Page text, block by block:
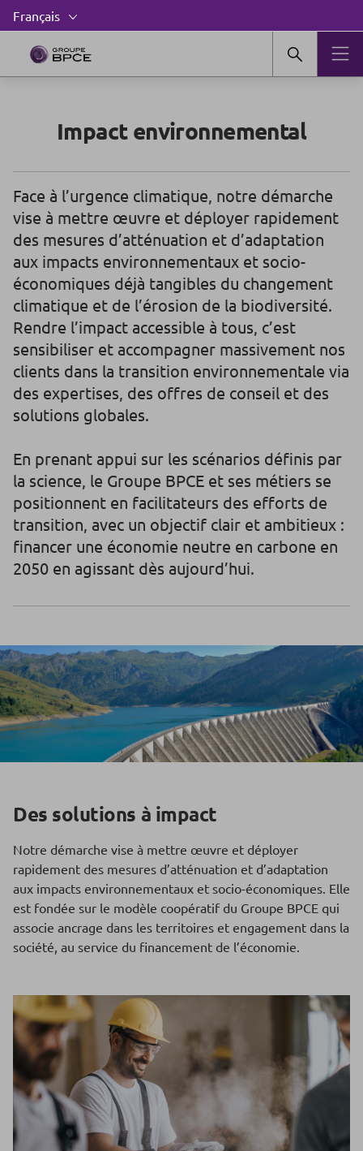
Impact environnemental
Face à l’urgence climatique, notre démarche
vise à mettre œuvre et déployer rapidement
des mesures d’atténuation et d’adaptation
aux impacts environnementaux et socio-
économiques déjà tangibles du changement
climatique et de l’érosion de la biodiversité.
Rendre l’impact accessible à tous, c’est
sensibiliser et accompagner massivement nos
clients dans la transition environnementale via
des expertises, des offres de conseil et des
solutions globales.
En prenant appui sur les scénarios définis par
la science, le Groupe BPCE et ses métiers se
positionnent en facilitateurs des efforts de
transition, avec un objectif clair et ambitieux :
financer une économie neutre en carbone en
2050 en agissant dès aujourd’hui.
Des solutions à impact
Notre démarche vise à mettre œuvre et déployer
rapidement des mesures d’atténuation et d’adaptation
aux impacts environnementaux et socio-économiques. Elle
est fondée sur le modèle coopératif du Groupe BPCE qui
associe ancrage dans les territoires et engagement dans la
société, au service du financement de l’économie.